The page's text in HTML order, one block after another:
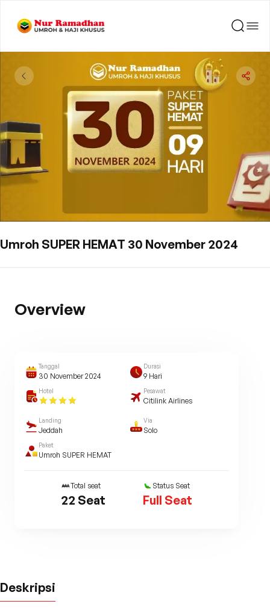
Umroh SUPER HEMAT 30 November 2024
Overview
Tanggal
30 November 2024
Durasi
9 Hari
Hotel Pesawat
Citilink Airlines
Landing
Jeddah
Via
Solo
Paket
Umroh SUPER HEMAT
Total seat
22 Seat
Status Seat
Full Seat
Deskripsi